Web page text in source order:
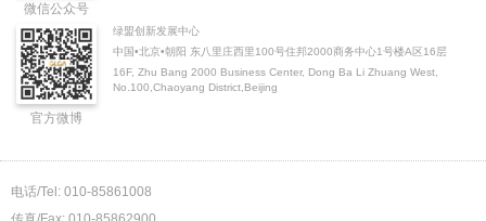
微信公众号
官方微博
绿盟创新发展中心
中国•北京•朝阳 东八里庄西里100号住邦2000商务中心1号楼A区16层
16F, Zhu Bang 2000 Business Center, Dong Ba Li Zhuang West,
No.100,Chaoyang District,Beijing
电话/Tel: 010-85861008